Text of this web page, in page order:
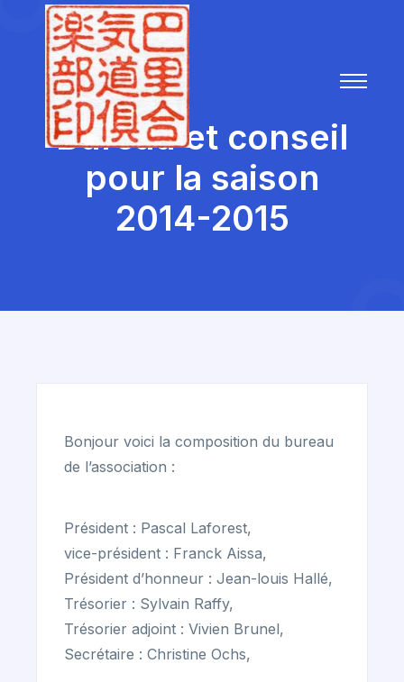
Bureau et conseil
pour la saison
2014-2015
Bonjour voici la composition du bureau
de l’association :
Président : Pascal Laforest,
vice-président : Franck Aissa,
Président d’honneur : Jean-louis Hallé,
Trésorier : Sylvain Raffy,
Trésorier adjoint : Vivien Brunel,
Secrétaire : Christine Ochs,